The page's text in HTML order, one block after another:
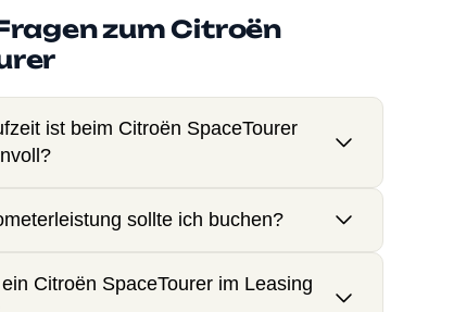
zum Citroën
ist beim Citroën SpaceTourer
sollte ich buchen?
Citroën SpaceTourer im Leasing